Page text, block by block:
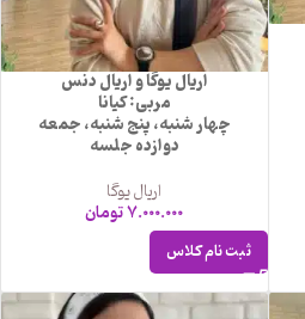
اریال یوگا و اریال دنس
مربی: کیانا
چهار شنبه، پنج شنبه، جمعه
دوازده جلسه
اریال یوگا
7.000.000تومان
ثبت نام کلاس